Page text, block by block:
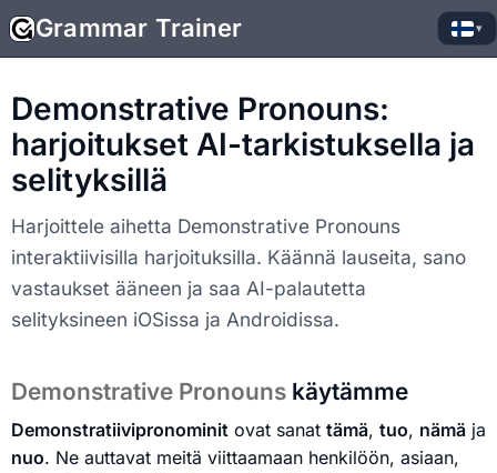
Grammar Trainer ▾
Demonstrative Pronouns:
harjoitukset AI-tarkistuksella ja
selityksillä
Harjoittele aihetta Demonstrative Pronouns
interaktiivisilla harjoituksilla. Käännä lauseita, sano
vastaukset ääneen ja saa AI-palautetta
selityksineen iOSissa ja Androidissa.
Demonstrative Pronouns käytämme
Demonstratiivipronominit ovat sanat tämä, tuo, nämä ja
nuo. Ne auttavat meitä viittaamaan henkilöön, asiaan,